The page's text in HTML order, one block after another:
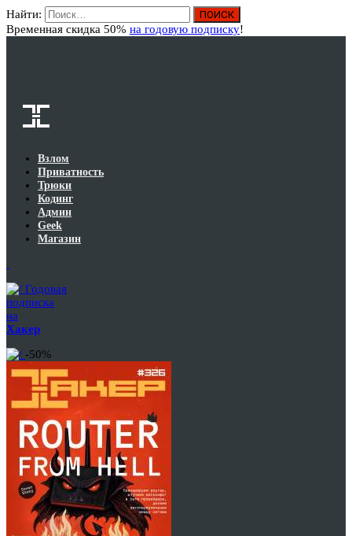
Найти:
Временная скидка 50% на годовую подписку!
Взлом
Приватность
Трюки
Кодинг
Админ
Geek
Магазин
Годовая
подписка
на
Хакер
-50%